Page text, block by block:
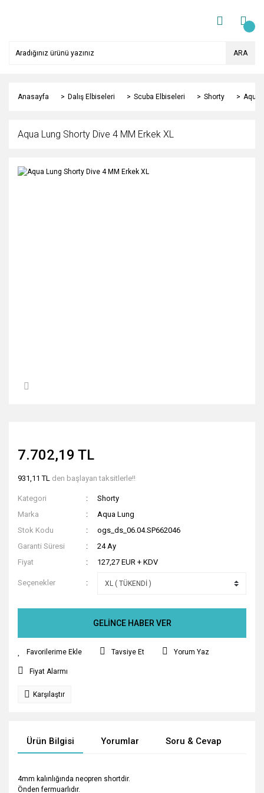
ARA
Anasayfa Dalış Elbiseleri Scuba Elbiseleri Shorty Aqua
Aqua Lung Shorty Dive 4 MM Erkek XL
7.702,19 TL
931,11 TL den başlayan taksitlerle!!
Kategori
Shorty
Marka
Aqua Lung
Stok Kodu
ogs_ds_06.04.SP662046
Garanti Süresi
24 Ay
Fiyat
127,27 EUR + KDV
Seçenekler
GELİNCE HABER VER
Tavsiye Et Yorum Yaz
Fiyat Alarmı
Karşılaştır
Ürün Bilgisi Yorumlar Soru & Cevap
4mm kalınlığında neopren shortdir.
Önden fermuarlıdır.